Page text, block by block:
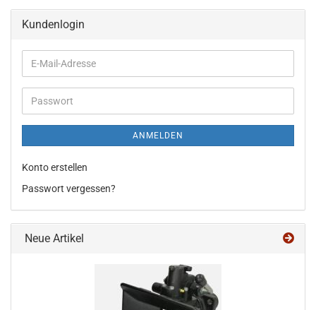
Kundenlogin
E-
Mail-
Adresse
Passwort
ANMELDEN
Konto erstellen
Passwort vergessen?
Neue Artikel